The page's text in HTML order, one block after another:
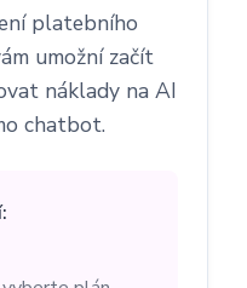
platebního
umožní začít
náklady na AI
chatbot.